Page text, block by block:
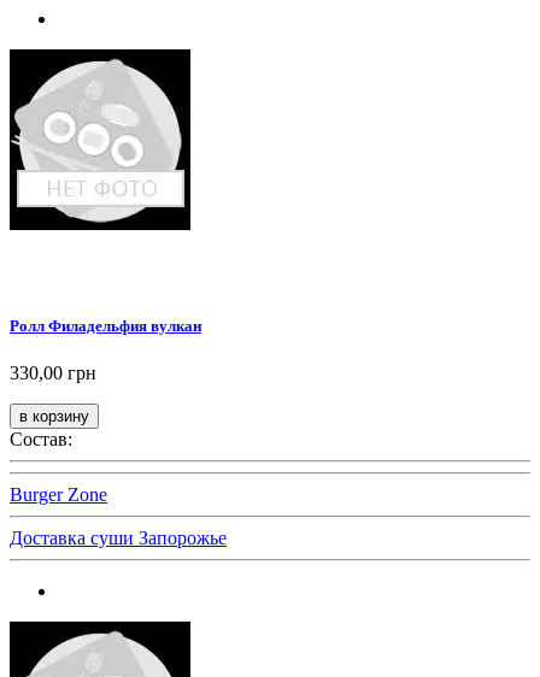
Ролл Филадельфия вулкан
330,00 грн
Состав:
Burger Zone
Доставка суши Запорожье